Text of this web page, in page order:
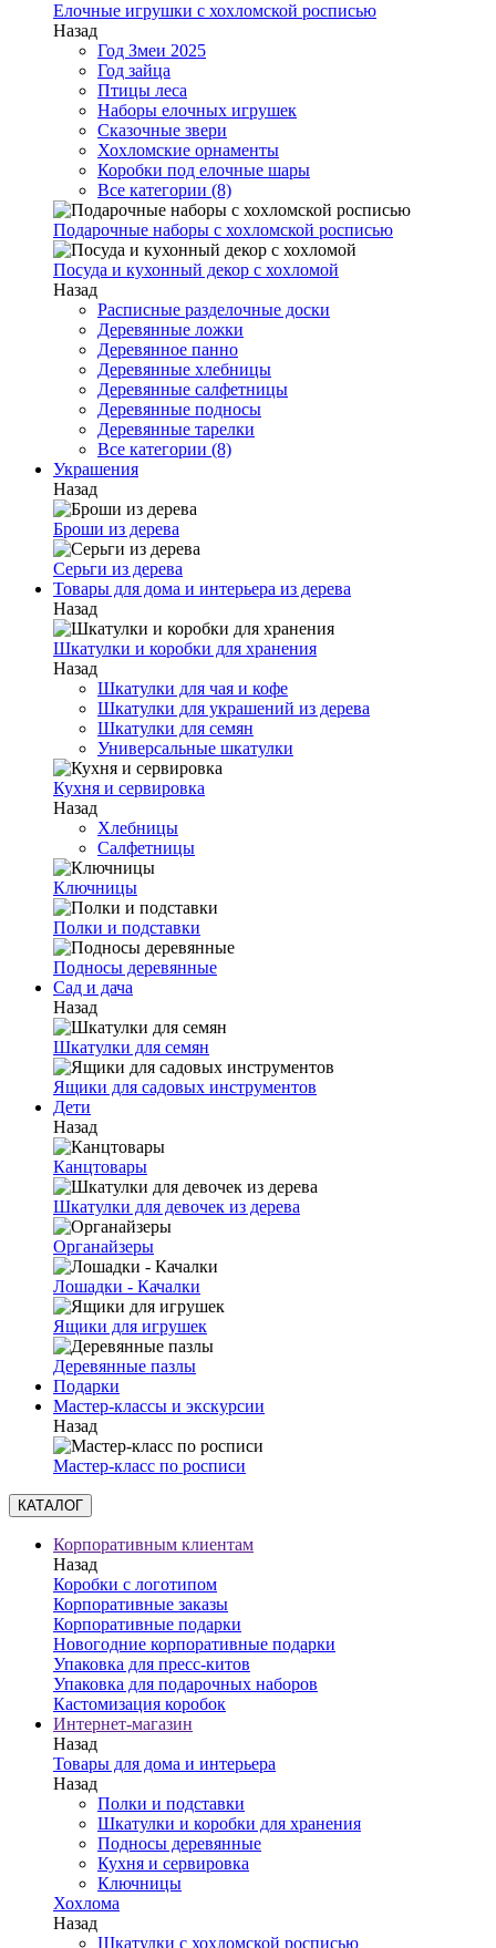
Елочные игрушки с хохломской росписью
Назад
Год Змеи 2025
Год зайца
Птицы леса
Наборы елочных игрушек
Сказочные звери
Хохломские орнаменты
Коробки под елочные шары
Все категории (8)
Подарочные наборы с хохломской росписью
Посуда и кухонный декор с хохломой
Назад
Расписные разделочные доски
Деревянные ложки
Деревянное панно
Деревянные хлебницы
Деревянные салфетницы
Деревянные подносы
Деревянные тарелки
Все категории (8)
Украшения
Назад
Броши из дерева
Серьги из дерева
Товары для дома и интерьера из дерева
Назад
Шкатулки и коробки для хранения
Назад
Шкатулки для чая и кофе
Шкатулки для украшений из дерева
Шкатулки для семян
Универсальные шкатулки
Кухня и сервировка
Назад
Хлебницы
Салфетницы
Ключницы
Полки и подставки
Подносы деревянные
Сад и дача
Назад
Шкатулки для семян
Ящики для садовых инструментов
Дети
Назад
Канцтовары
Шкатулки для девочек из дерева
Органайзеры
Лошадки - Качалки
Ящики для игрушек
Деревянные пазлы
Подарки
Мастер-классы и экскурсии
Назад
Мастер-класс по росписи
КАТАЛОГ
Корпоративным клиентам
Назад
Коробки с логотипом
Корпоративные заказы
Корпоративные подарки
Новогодние корпоративные подарки
Упаковка для пресс-китов
Упаковка для подарочных наборов
Кастомизация коробок
Интернет-магазин
Назад
Товары для дома и интерьера
Назад
Полки и подставки
Шкатулки и коробки для хранения
Подносы деревянные
Кухня и сервировка
Ключницы
Хохлома
Назад
Шкатулки с хохломской росписью